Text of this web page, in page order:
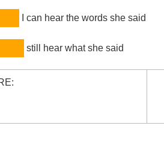
I can hear the words she said
still hear what she said